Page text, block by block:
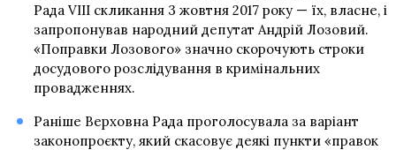
Рада VIII скликання 3 жовтня 2017 року — їх, власне, і
запропонував народний депутат Андрій Лозовий.
«Поправки Лозового» значно скорочують строки
досудового розслідування в кримінальних
провадженнях.
Раніше Верховна Рада проголосувала за варіант
законопроєкту, який скасовує деякі пункти «правок